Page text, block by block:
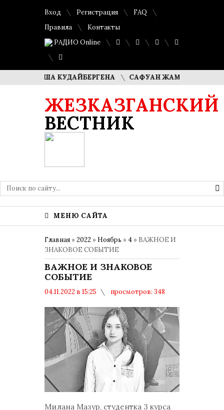
Вход Регистрация
FAQ
Правила
Контакты
РАДИО Online
ДИМАША КУДАЙБЕРГЕНА САФУАН ЖАМПЕИСОВ: «МЫ
ЖЕЗКАЗГАНСКИЙ
ВЕСТНИК
МЕНЮ САЙТА
Главная »2022 » Ноябрь »4 » ВАЖНОЕ И
ЗНАКОВОЕ СОБЫТИЕ
ВАЖНОЕ И ЗНАКОВОЕ
СОБЫТИЕ
04.11.2022 в 15:25
просмотров: 348
Милана Мазур, студентка 3 курса